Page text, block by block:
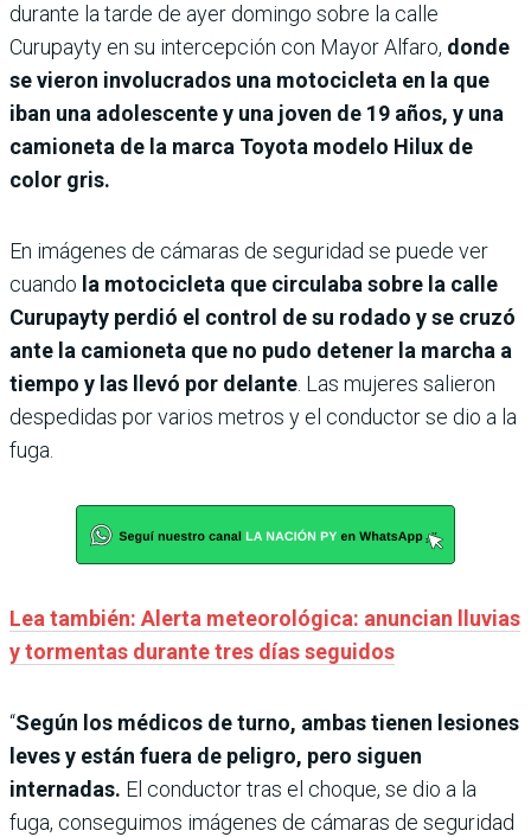
durante la tarde de ayer domingo sobre la calle
Curupayty en su intercepción con Mayor Alfaro, donde
se vieron involucrados una motocicleta en la que
iban una adolescente y una joven de 19 años, y una
camioneta de la marca Toyota modelo Hilux de
color gris.
En imágenes de cámaras de seguridad se puede ver
cuando la motocicleta que circulaba sobre la calle
Curupayty perdió el control de su rodado y se cruzó
ante la camioneta que no pudo detener la marcha a
tiempo y las llevó por delante. Las mujeres salieron
despedidas por varios metros y el conductor se dio a la
fuga.
Lea también: Alerta meteorológica: anuncian lluvias
y tormentas durante tres días seguidos
“Según los médicos de turno, ambas tienen lesiones
leves y están fuera de peligro, pero siguen
internadas. El conductor tras el choque, se dio a la
fuga, conseguimos imágenes de cámaras de seguridad